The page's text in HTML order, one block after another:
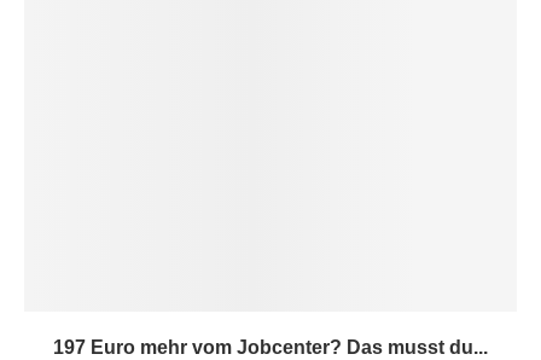
197 Euro mehr vom Jobcenter? Das musst du...